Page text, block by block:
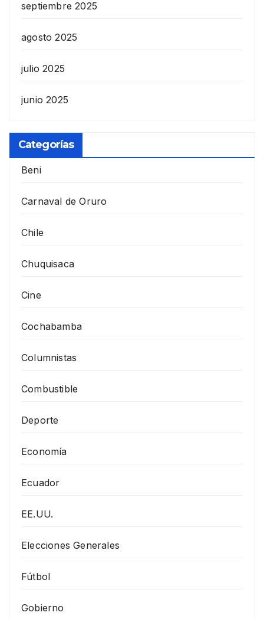
septiembre 2025
agosto 2025
julio 2025
junio 2025
Categorías
Beni
Carnaval de Oruro
Chile
Chuquisaca
Cine
Cochabamba
Columnistas
Combustible
Deporte
Economía
Ecuador
EE.UU.
Elecciones Generales
Fútbol
Gobierno